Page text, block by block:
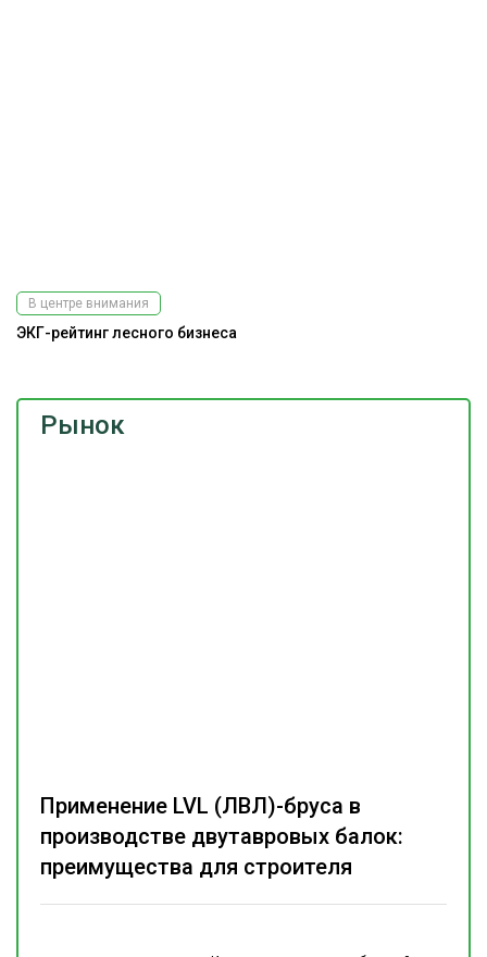
Рынок
Применение LVL (ЛВЛ)-бруса в
производстве двутавровых балок:
преимущества для строителя
В центре внимания
ЭКГ-рейтинг лесного бизнеса